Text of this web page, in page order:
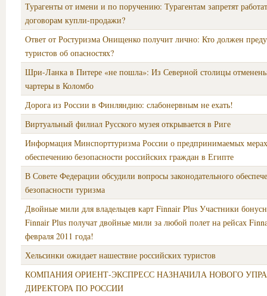
Турагенты от имени и по поручению: Турагентам запретят
договорам купли-продажи?
Ответ от Ростуризма Онищенко получит лично: Кто должен
туристов об опасностях?
Шри-Ланка в Питере «не пошла»: Из Северной столицы
чартеры в Коломбо
Дорога из России в Финляндию: слабонервным не ехать!
Виртуальный филиал Русского музея открывается в Риге
Информация Минспорттуризма России о предпринимаемых
обеспечению безопасности российских граждан в Египте
В Совете Федерации обсудили вопросы законодательного
безопасности туризма
Двойные мили для владельцев карт Finnair Plus Участники
Finnair Plus получат двойные мили за любой полет на рейсах
февраля 2011 года!
Хельсинки ожидает нашествие российских туристов
КОМПАНИЯ ОРИЕНТ-ЭКСПРЕСС НАЗНАЧИЛА НОВОГО
ДИРЕКТОРА ПО РОССИИ